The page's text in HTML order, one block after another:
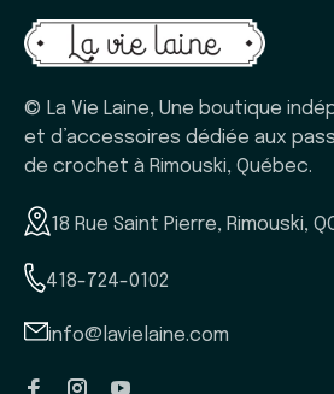
© La Vie Laine, Une boutique
et d’accessoires dédiée aux
de crochet à Rimouski, Québec.
18 Rue Saint Pierre, Rimouski,
418-724-0102
info@lavielaine.com